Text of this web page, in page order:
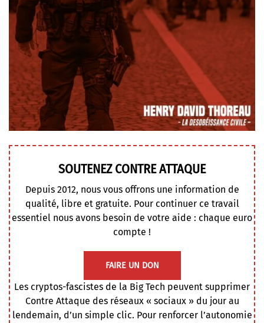
SOUTENEZ CONTRE ATTAQUE
Depuis 2012, nous vous offrons une information de
qualité, libre et gratuite. Pour continuer ce travail
essentiel nous avons besoin de votre aide : chaque euro
compte !
FAIRE UN DON
Les cryptos-fascistes de la Big Tech peuvent supprimer
Contre Attaque des réseaux « sociaux » du jour au
lendemain, d’un simple clic. Pour renforcer l’autonomie